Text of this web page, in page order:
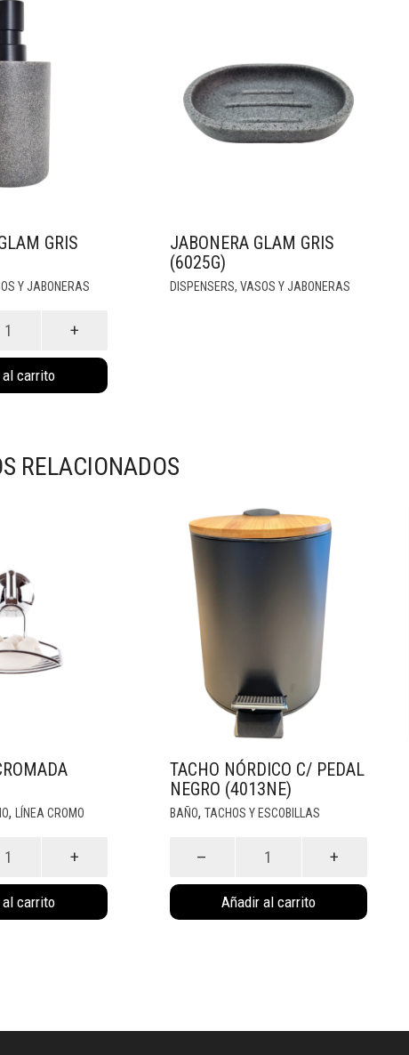
GRIS
Y JABONERAS
carrito
JABONERA GLAM GRIS
(6025G)
DISPENSERS, VASOS Y JABONERAS
RELACIONADOS
, LÍNEA CROMO
carrito
TACHO NÓRDICO C/ PEDAL
NEGRO (4013NE)
BAÑO, TACHOS Y ESCOBILLAS
c/
Negro
Añadir al carrito